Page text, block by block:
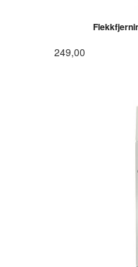
249,00